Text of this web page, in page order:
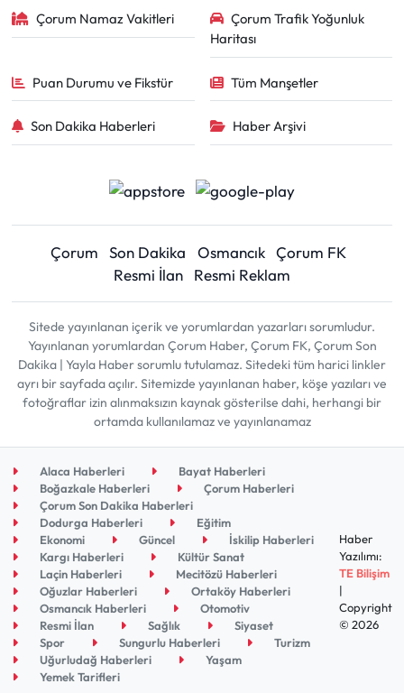
Çorum Namaz Vakitleri
Çorum Trafik Yoğunluk
Haritası
Puan Durumu ve Fikstür Tüm Manşetler
Son Dakika Haberleri Haber Arşivi
Çorum Son Dakika Osmancık Çorum FK
Resmi İlan
Resmi Reklam
Sitede yayınlanan içerik ve yorumlardan yazarları sorumludur.
Yayınlanan yorumlardan Çorum Haber, Çorum FK, Çorum Son
Dakika | Yayla Haber sorumlu tutulamaz. Sitedeki tüm harici linkler
ayrı bir sayfada açılır. Sitemizde yayınlanan haber, köşe yazıları ve
fotoğraflar izin alınmaksızın kaynak gösterilse dahi, herhangi bir
ortamda kullanılamaz ve yayınlanamaz
Alaca Haberleri
Bayat Haberleri
Boğazkale Haberleri
Çorum Haberleri
Çorum Son Dakika Haberleri
Dodurga Haberleri
Eğitim
Ekonomi
Güncel
İskilip Haberleri
Kargı Haberleri
Kültür Sanat
Laçin Haberleri
Mecitözü Haberleri
Oğuzlar Haberleri
Ortaköy Haberleri
Osmancık Haberleri
Otomotiv
Resmi İlan
Sağlık
Siyaset
Spor
Sungurlu Haberleri
Turizm
Uğurludağ Haberleri
Yaşam
Yemek Tarifleri
Haber
Yazılımı:
TE Bilişim
|
Copyright
© 2026